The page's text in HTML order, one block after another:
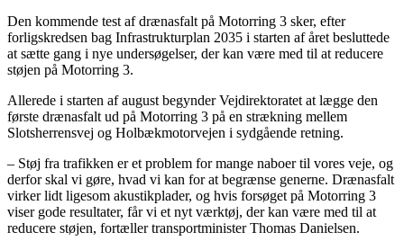
Den kommende test af drænasfalt på Motorring 3 sker, efter
forligskredsen bag Infrastrukturplan 2035 i starten af året besluttede
at sætte gang i nye undersøgelser, der kan være med til at reducere
støjen på Motorring 3.
Allerede i starten af august begynder Vejdirektoratet at lægge den
første drænasfalt ud på Motorring 3 på en strækning mellem
Slotsherrensvej og Holbækmotorvejen i sydgående retning.
– Støj fra trafikken er et problem for mange naboer til vores veje, og
derfor skal vi gøre, hvad vi kan for at begrænse generne. Drænasfalt
virker lidt ligesom akustikplader, og hvis forsøget på Motorring 3
viser gode resultater, får vi et nyt værktøj, der kan være med til at
reducere støjen, fortæller transportminister Thomas Danielsen.